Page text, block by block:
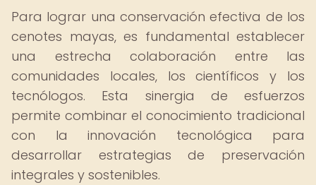
Para lograr una conservación efectiva de los
cenotes mayas, es fundamental establecer
una estrecha colaboración entre las
comunidades locales, los científicos y los
tecnólogos. Esta sinergia de esfuerzos
permite combinar el conocimiento tradicional
con la innovación tecnológica para
desarrollar estrategias de preservación
integrales y sostenibles.